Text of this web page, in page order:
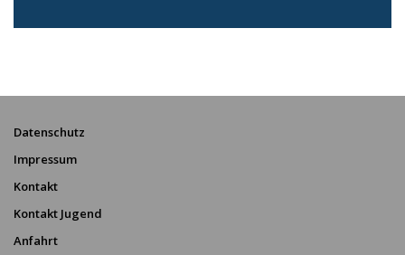
Datenschutz
Impressum
Kontakt
Kontakt Jugend
Anfahrt